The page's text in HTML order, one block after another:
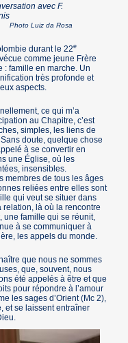
avec F.
Photo Luiz da Rosa
durant le 22e
comme jeune Frère
: famille en marche. Un
très profonde et
aspects.
ce qui m’a
au Chapitre, c’est
simples, les liens de
doute, quelque chose
à se convertir en
une Église, où les
insensibles.
membres de tous les âges
reliées entre elles sont
qui veut se situer dans
là où la rencontre
une famille qui se réunit,
à se communiquer à
les appels du monde.
que nous ne sommes
que, souvent, nous
été appelés à être et que
pour répondre à l’amour
les sages d’Orient (Mc 2),
et se laissent entraîner